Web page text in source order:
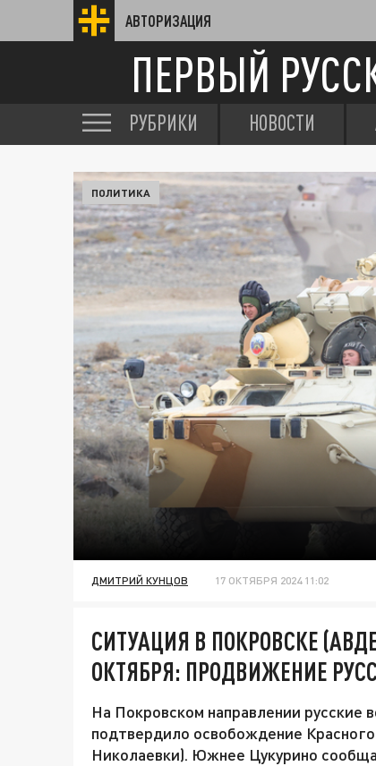
АВТОРИЗАЦИЯ
ПЕРВЫЙ
РУБРИКИ НОВОСТИ
ПОЛИТИКА
ДМИТРИЙ КУНЦОВ 17 ОКТЯБРЯ 2024 11:02
СИТУАЦИЯ В ПОКРОВСКЕ
ОКТЯБРЯ: ПРОДВИЖЕНИЕ
На Покровском направлении русские
подтвердило освобождение
Николаевки). Южнее Цукурино